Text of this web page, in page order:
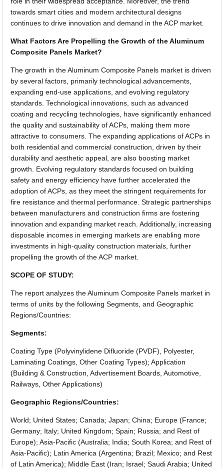
towards smart cities and modern architectural designs
continues to drive innovation and demand in the ACP market.
What Factors Are Propelling the Growth of the Aluminum
Composite Panels Market?
The growth in the Aluminum Composite Panels market is driven
by several factors, primarily technological advancements,
expanding end-use applications, and evolving regulatory
standards. Technological innovations, such as advanced
coating and recycling technologies, have significantly enhanced
the quality and sustainability of ACPs, making them more
attractive to consumers. The expanding applications of ACPs in
both residential and commercial construction, driven by their
durability and aesthetic appeal, are also boosting market
growth. Evolving regulatory standards focused on building
safety and energy efficiency have further accelerated the
adoption of ACPs, as they meet the stringent requirements for
fire resistance and thermal performance. Strategic partnerships
between manufacturers and construction firms are fostering
innovation and expanding market reach. Additionally, increasing
disposable incomes in emerging markets are enabling more
investments in high-quality construction materials, further
propelling the growth of the ACP market.
SCOPE OF STUDY:
The report analyzes the Aluminum Composite Panels market in
terms of units by the following Segments, and Geographic
Regions/Countries:
Segments:
Coating Type (Polyvinylidene Difluoride (PVDF), Polyester,
Laminating Coatings, Other Coating Types); Application
(Building & Construction, Advertisement Boards, Automotive,
Railways, Other Applications)
Geographic Regions/Countries:
World; United States; Canada; Japan; China; Europe (France;
Germany; Italy; United Kingdom; Spain; Russia; and Rest of
Europe); Asia-Pacific (Australia; India; South Korea; and Rest of
Asia-Pacific); Latin America (Argentina; Brazil; Mexico; and Rest
of Latin America); Middle East (Iran; Israel; Saudi Arabia; United